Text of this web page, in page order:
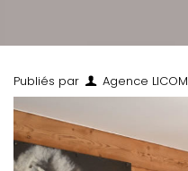
Publiés par Agence